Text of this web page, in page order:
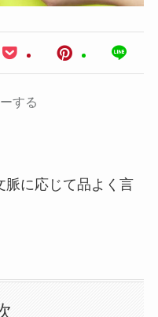
する
脈に応じて品よく言